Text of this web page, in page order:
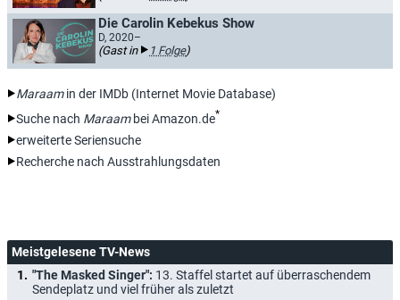
Die Carolin Kebekus Show
D, 2020–
(Gast in 1 Folge)
Maraamin der IMDb (Internet Movie Database)
Suche nach Maraam bei Amazon.de*
erweiterte Seriensuche
Recherche nach Ausstrahlungsdaten
Meistgelesene TV-News
"The Masked Singer": 13. Staffel startet auf überraschendem
Sendeplatz und viel früher als zuletzt